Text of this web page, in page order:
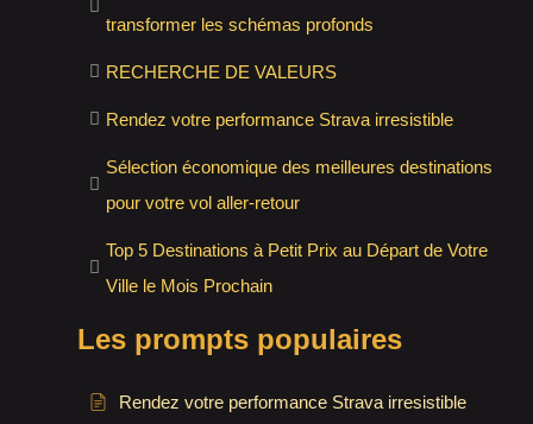
transformer les schémas profonds
RECHERCHE DE VALEURS
Rendez votre performance Strava irresistible
Sélection économique des meilleures destinations
pour votre vol aller-retour
Top 5 Destinations à Petit Prix au Départ de Votre
Ville le Mois Prochain
Les prompts populaires
Rendez votre performance Strava irresistible